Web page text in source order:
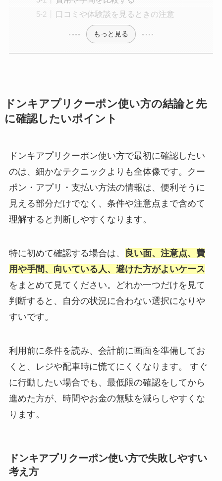
口コミや体験談を見るときの注意
もっと見る
ドンキアプリクーポン使い方の結論と先
に確認したいポイント
ドンキアプリクーポン使い方で最初に確認したい
のは、細かなテクニックよりも全体像です。クー
ポン・アプリ・支払い方法の情報は、便利そうに
見える部分だけでなく、条件や注意点まで含めて
理解すると判断しやすくなります。
特に初めて確認する場合は、
良い面、注意点、費
用や手間、向いている人、避けた方がよいケース
をまとめて見てください。どれか一つだけを見て
判断すると、自分の状況に合わない選択になりや
すいです。
利用前に条件を読み、会計前に画面を準備してお
くと、レジや配車時に慌てにくくなります。 すぐ
に行動したい場合でも、最低限の確認をしてから
進めた方が、時間やお金の無駄を減らしやすくな
ります。
ドンキアプリクーポン使い方で失敗しやすい
考え方